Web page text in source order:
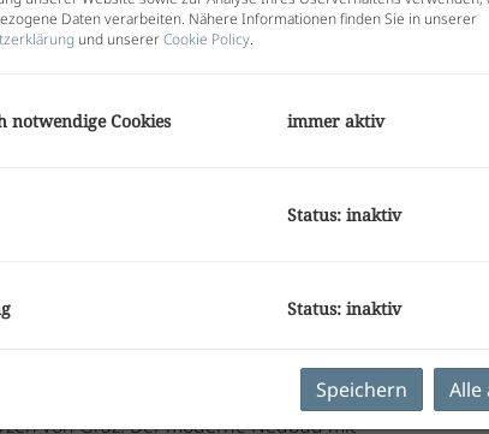
in Graz –
oder Terrasse
vereint nachhaltige Bauweise, urbanen
von Graz. Der moderne Neubau mit
Daten verarbeiten. Nähere Informationen finden Sie in unserer
und unsererCookie Policy.
notwendige Cookies immer aktiv
Status: inaktiv
Status: inaktiv
Speichern Alle